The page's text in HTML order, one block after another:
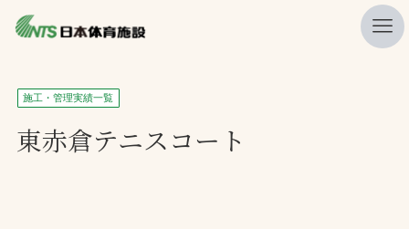
私たちの強み
ニュース
施工・管理実績一覧
東赤倉テニスコート